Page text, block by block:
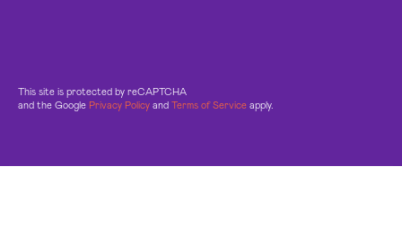
This site is protected by reCAPTCHA
and the Google Privacy Policy and Terms of Service apply.